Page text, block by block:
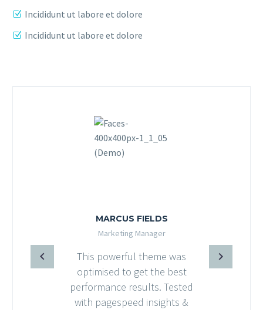
Incididunt ut labore et dolore
Incididunt ut labore et dolore
MARCUS FIELDS
Marketing Manager
This powerful theme was
optimised to get the best
performance results. Tested
with pagespeed insights &